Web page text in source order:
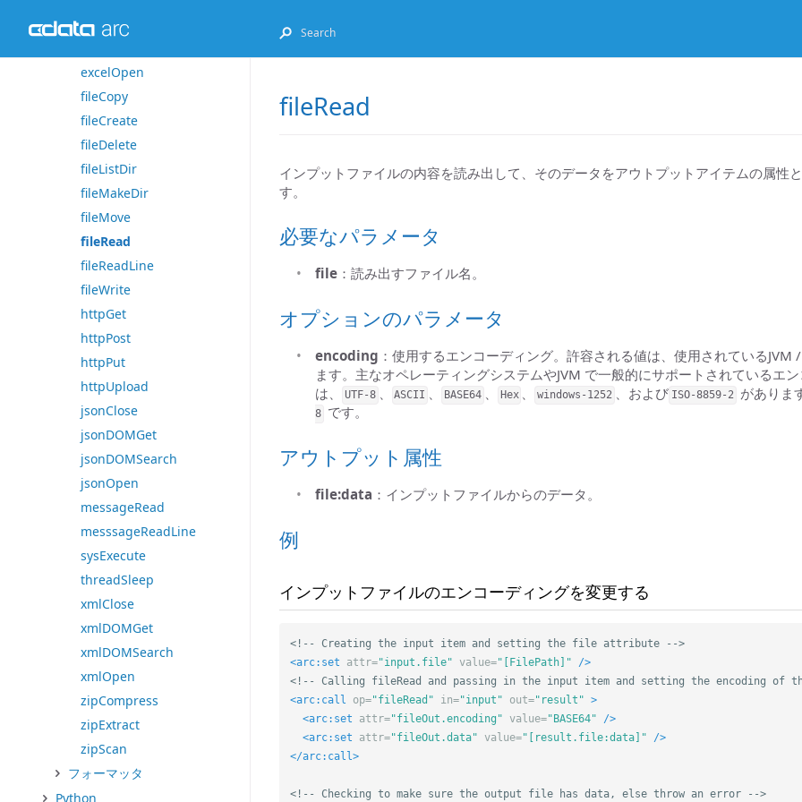
excelGet
excelOpen
fileCopy
fileCreate
fileDelete
fileListDir
fileMakeDir
fileMove
fileRead
fileReadLine
fileWrite
httpGet
httpPost
httpPut
httpUpload
jsonClose
jsonDOMGet
jsonDOMSearch
jsonOpen
messageRead
messsageReadLine
sysExecute
threadSleep
xmlClose
xmlDOMGet
xmlDOMSearch
xmlOpen
zipCompress
zipExtract
zipScan
フォーマッタ
Python
fileRead
インプットファイルの内容を読み出して、そのデータをアウトプットアイテムの属性
す。
必要なパラメータ
file ：読み出すファイル名。
オプションのパラメータ
encoding ：使用するエンコーディング。許容される値は、使用されているJVM
ます。主なオペレーティングシステムやJVM で一般的にサポートされているエ
は、
UTF-8 、 ASCII 、 BASE64 、 Hex 、 windows-1252 、および ISO-8859-2 がありま
8 です。
アウトプット属性
file:data ：インプットファイルからのデータ。
例
インプットファイルのエンコーディングを変更する
<!-- Creating the input item and setting the file attribute -->
<arc:set
attr="input.file" value="[FilePath]"
/>
<!-- Calling fileRead and passing in the input item and setting the encoding of
<arc:call
op="fileRead" in="input" out="result" >
<arc:set
attr="fileOut.encoding" value="BASE64"
/>
<arc:set
attr="fileOut.data" value="[result.file:data]"
/>
</arc:call>
<!-- Checking to make sure the output file has data, else throw an error -->